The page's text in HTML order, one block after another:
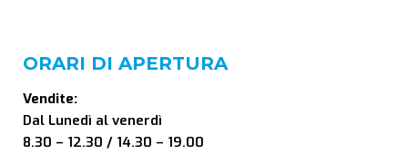
ORARI DI APERTURA
Vendite:
Dal Lunedì al venerdì
8.30 – 12.30 / 14.30 – 19.00